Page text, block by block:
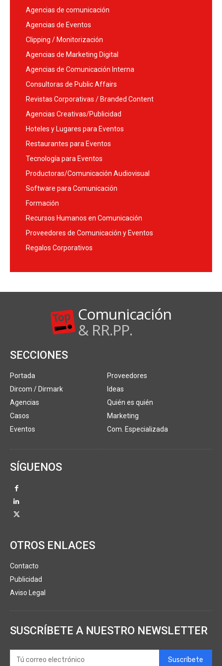
Agencias de comunicación
Agencias de Eventos
Clipping / Monitorización
Agencias de Marketing Digital
Agencias de Comunicación Interna
Consultoras de Public Affairs
Revistas Corporativas / Branded Content
Agencias Creativas/Publicidad
Hoteles y Lugares para Eventos
Restaurantes para Eventos
Tecnología para Eventos
Productoras/Comunicación Audiovisual
Software para Comunicación
Formación
Recursos Humanos en Comunicación
Proveedores de Comunicación y Eventos
Regalos Corporativos
Comunicación
& RR.PP.
SECCIONES
Portada
Dircom / Dirmark
Agencias
Casos
Eventos
Proveedores
Ideas
Quién es quién
Marketing
Com. Especializada
SÍGUENOS
OTROS ENLACES
Contacto
Publicidad
Aviso Legal
SUSCRÍBETE A NUESTRO NEWSLETTER
Suscríbete